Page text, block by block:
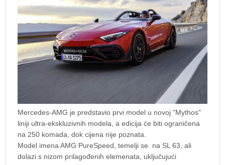
Mercedes-AMG je predstavio prvi model u novoj "Mythos"
liniji ultra-ekskluzivnih modela, a edicija će biti ograničena
na 250 komada, dok cijena nije poznata.
Model imena AMG PureSpeed, temelji se na SL 63, ali
dolazi s nizom prilagođenih elemenata, uključujući